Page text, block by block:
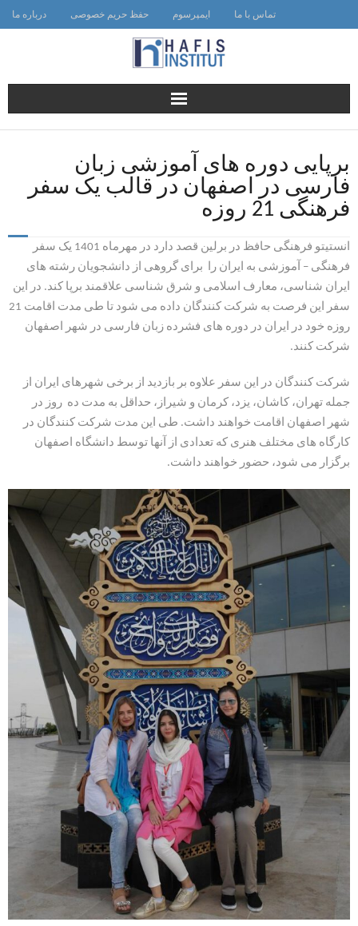
to
درباره ما حفظ حریم خصوصی ایمپرسوم تماس با ما
برپایی دوره های آموزشی زبان
فارسی در اصفهان در قالب یک سفر
فرهنگی 21 روزه
انستیتو فرهنگی حافظ در برلین قصد دارد در مهرماه 1401 یک سفر
فرهنگی – آموزشی به ایران را برای گروهی از دانشجویان رشته های
ایران شناسی، معارف اسلامی و شرق شناسی علاقمند برپا کند. در این
سفر این فرصت به شرکت کنندگان داده می شود تا طی مدت اقامت 21
روزه خود در ایران در دوره های فشرده زبان فارسی در شهر اصفهان
شرکت کنند.
شرکت کنندگان در این سفر علاوه بر بازدید از برخی شهرهای ایران از
جمله تهران، کاشان، یزد، کرمان و شیراز، حداقل به مدت ده روز در
شهر اصفهان اقامت خواهند داشت. طی این مدت شرکت کنندگان در
کارگاه های مختلف هنری که تعدادی از آنها توسط دانشگاه اصفهان
برگزار می شود، حضور خواهند داشت.